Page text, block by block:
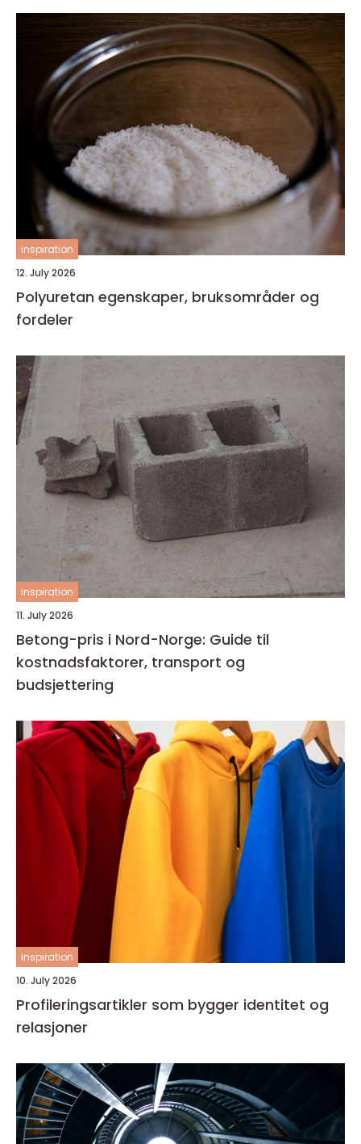
inspiration
12. July 2026
Polyuretan egenskaper, bruksområder og
fordeler
inspiration
11. July 2026
Betong-pris i Nord-Norge: Guide til
kostnadsfaktorer, transport og
budsjettering
inspiration
10. July 2026
Profileringsartikler som bygger identitet og
relasjoner